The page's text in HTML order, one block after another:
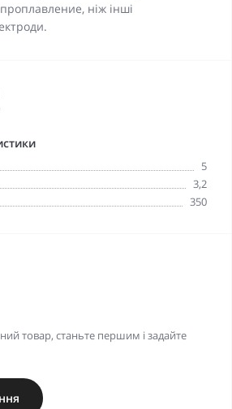
проплавление, ніж інші
5
3,2
350
товар, станьте першим і задайте